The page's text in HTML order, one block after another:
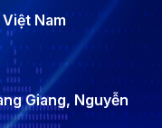
Nam
Giang, Nguyễn